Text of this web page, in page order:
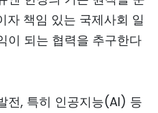
자 책임 있는 국제사회 일
이 되는 협력을 추구한다
전, 특히 인공지능(AI) 등